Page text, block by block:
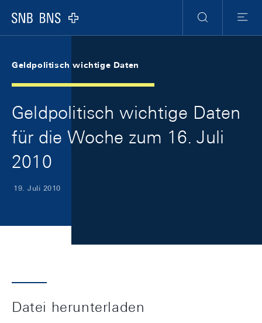
Logo
Suche
Menu
Geldpolitisch wichtige Daten
Geldpolitisch wichtige Daten
für die Woche zum 16. Juli
2010
19. Juli 2010
Datei herunterladen